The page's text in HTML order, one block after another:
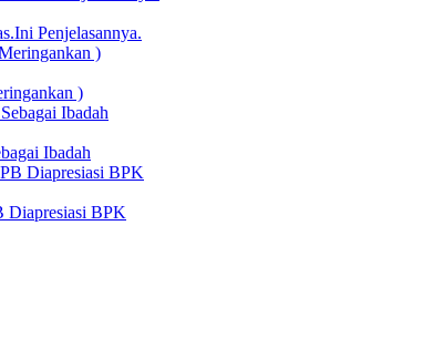
Penjelasannya.
)
Ibadah
Diapresiasi BPK